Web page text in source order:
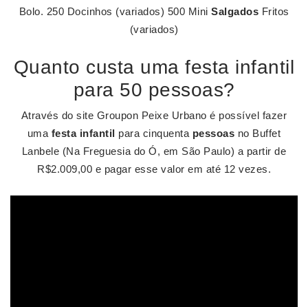
Bolo. 250 Docinhos (variados) 500 Mini Salgados Fritos
(variados)
Quanto custa uma festa infantil
para 50 pessoas?
Através do site Groupon Peixe Urbano é possível fazer
uma festa infantil para cinquenta pessoas no Buffet
Lanbele (Na Freguesia do Ó, em São Paulo) a partir de
R$2.009,00 e pagar esse valor em até 12 vezes.